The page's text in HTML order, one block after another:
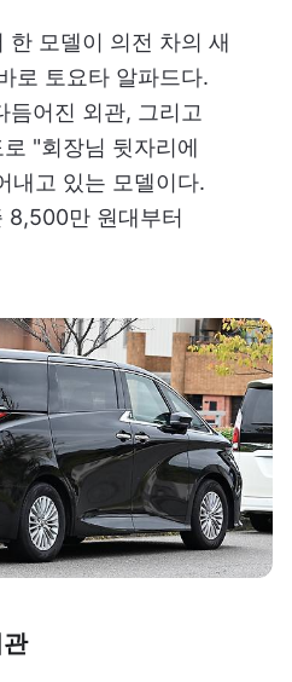
한 모델이 의전 차의 새
로 토요타 알파드다.
듬어진 외관, 그리고
"회장님 뒷자리에
내고 있는 모델이다.
8,500만 원대부터